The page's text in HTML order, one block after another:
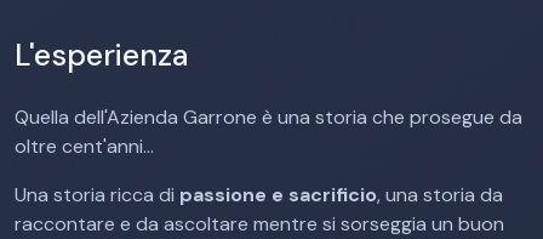
L'esperienza
Quella dell'Azienda Garrone è una storia che prosegue da
oltre cent'anni...
Una storia ricca di passione e sacrificio, una storia da
raccontare e da ascoltare mentre si sorseggia un buon